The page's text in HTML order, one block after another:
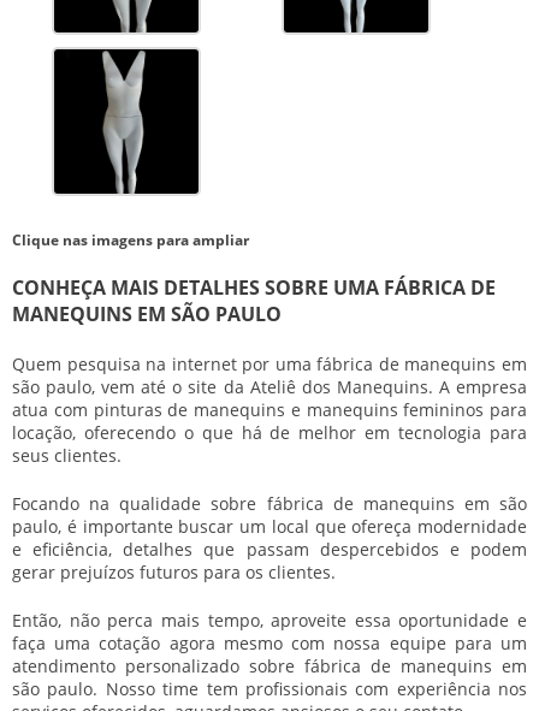
Clique nas imagens para ampliar
CONHEÇA MAIS DETALHES SOBRE UMA FÁBRICA DE
MANEQUINS EM SÃO PAULO
Quem pesquisa na internet por umafábrica de manequins em
são paulo, vem até o site da Ateliê dos Manequins. A empresa
atua com pinturas de manequins e manequins femininos para
locação, oferecendo o que há de melhor em tecnologia para
seus clientes.
Focando na qualidade sobre fábrica de manequins em são
paulo, é importante buscar um local que ofereça modernidade
e eficiência, detalhes que passam despercebidos e podem
gerar prejuízos futuros para os clientes.
Então, não perca mais tempo, aproveite essa oportunidade e
faça uma cotação agora mesmo com nossa equipe para um
atendimento personalizado sobre fábrica de manequins em
são paulo. Nosso time tem profissionais com experiência nos